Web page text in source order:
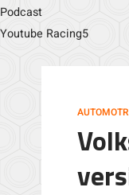
Podcast
Youtube Racing5